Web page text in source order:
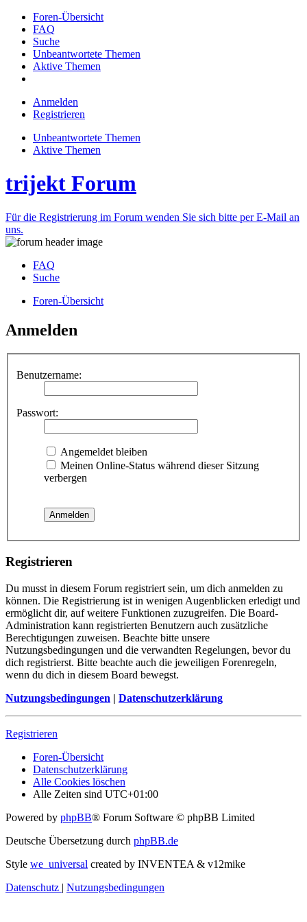
Foren-Übersicht
FAQ
Suche
Unbeantwortete Themen
Aktive Themen
Anmelden
Registrieren
Unbeantwortete Themen
Aktive Themen
trijekt Forum
Für die Registrierung im Forum wenden Sie sich bitte per E-Mail an
uns.
FAQ
Suche
Foren-Übersicht
Anmelden
Benutzername:
Passwort:
Angemeldet bleiben
Meinen Online-Status während dieser Sitzung
verbergen
Registrieren
Du musst in diesem Forum registriert sein, um dich anmelden zu
können. Die Registrierung ist in wenigen Augenblicken erledigt und
ermöglicht dir, auf weitere Funktionen zuzugreifen. Die Board-
Administration kann registrierten Benutzern auch zusätzliche
Berechtigungen zuweisen. Beachte bitte unsere
Nutzungsbedingungen und die verwandten Regelungen, bevor du
dich registrierst. Bitte beachte auch die jeweiligen Forenregeln,
wenn du dich in diesem Board bewegst.
Nutzungsbedingungen | Datenschutzerklärung
Registrieren
Foren-Übersicht
Datenschutzerklärung
Alle Cookies löschen
Alle Zeiten sind UTC+01:00
Powered by phpBB® Forum Software © phpBB Limited
Deutsche Übersetzung durch phpBB.de
Style we_universal created by INVENTEA & v12mike
Datenschutz | Nutzungsbedingungen